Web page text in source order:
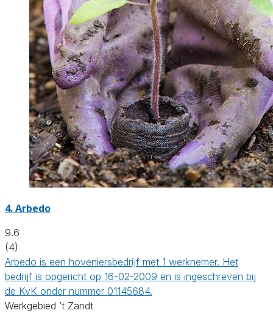
4.Arbedo
9.6
(4)
Arbedo is een hoveniersbedrijf met 1 werknemer. Het
bedrijf is opgericht op 16-02-2009 en is ingeschreven bij
de KvK onder nummer 01145684.
Werkgebied ’t Zandt